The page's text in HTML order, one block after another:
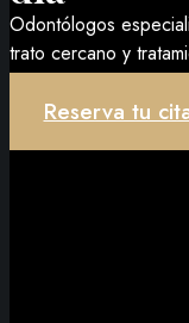
Odontólogos
trato cercano y
en Pérez Saavedra.
Reserva tu